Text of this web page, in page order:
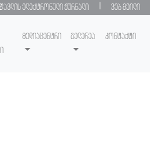
ელექტრონული ჟურნალი ვებ მეილი
მედიაცენტრი გელერეა კონტაქტი